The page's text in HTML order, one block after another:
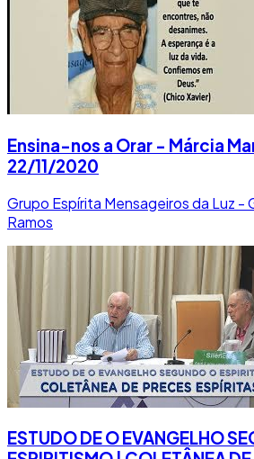
Ensina-nos a Orar - Márcia
22/11/2020
Grupo Espírita Mensageiros da Luz -
Ramos
ESTUDO DE O EVANGELHO